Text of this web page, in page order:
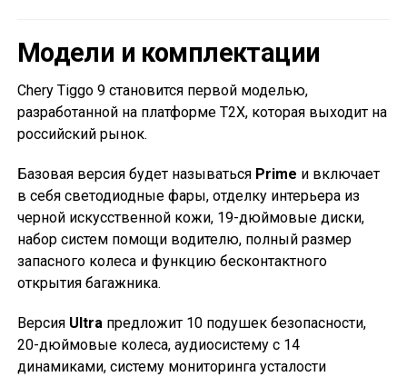
Модели и комплектации
Chery Tiggo 9 становится первой моделью,
разработанной на платформе Т2Х, которая выходит на
российский рынок.
Базовая версия будет называться Prime и включает
в себя светодиодные фары, отделку интерьера из
черной искусственной кожи, 19-дюймовые диски,
набор систем помощи водителю, полный размер
запасного колеса и функцию бесконтактного
открытия багажника.
Версия Ultraпредложит 10 подушек безопасности,
20-дюймовые колеса, аудиосистему с 14
динамиками, систему мониторинга усталости